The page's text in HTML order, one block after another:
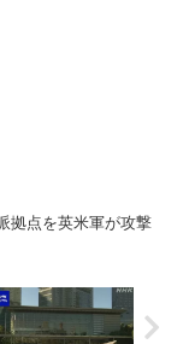
拠点を英米軍が攻撃